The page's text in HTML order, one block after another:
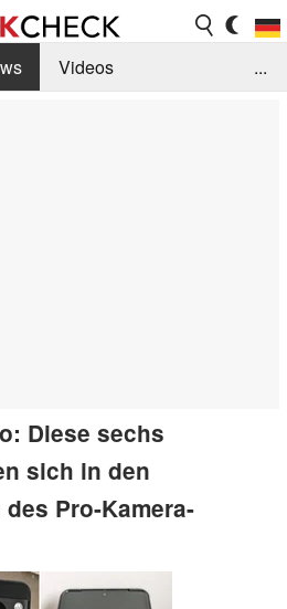
Videos
...
Diese sechs
sich in den
Pro-Kamera-